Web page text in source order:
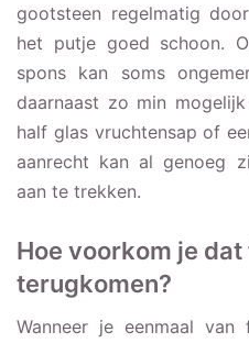
gootsteen regelmatig
het putje goed schoon.
spons kan soms
daarnaast zo min
half glas vruchtensap of
aanrecht kan al genoeg
aan te trekken.
Hoe voorkom je
terugkomen?
Wanneer je eenmaal